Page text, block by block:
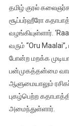
தமிழ் குரல்
சூப்பர்ஹீரோ
வழங்கியுள்ளார்.
வரும் “Oru
போன்ற மறக்க
பன்முகத்தன்மை
ஆளுமையாலும்
புகழ்பெற்ற
அமைந்துள்ளார்.